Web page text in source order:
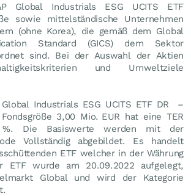
Global Industrials ESG UCITS ETF
sowie mittelständische Unternehmen
(ohne Korea), die gemäß dem Global
Standard (GICS) dem Sektor
sind. Bei der Auswahl der Aktien
und Umweltziele
Industrials ESG UCITS ETF DR –
3,00 Mio. EUR hat eine TER
Die Basiswerte werden mit der
Vollständig abgebildet. Es handelt
ETF welcher in der Währung
ETF wurde am 20.09.2022 aufgelegt,
Global und wird der Kategorie